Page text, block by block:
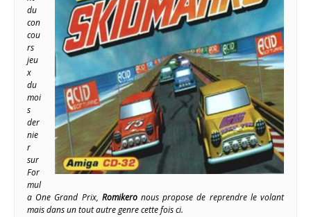
du
con
cou
rs
jeu
x
du
moi
s
der
nie
r
sur
For
mul
a One Grand Prix, Romikeronous propose de reprendre le volant
mais dans un tout autre genre cette fois ci.